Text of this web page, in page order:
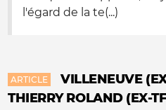
l'égard de la te(...)
ARTICLE
VILLENEUVE
THIERRY ROLAND (EX-